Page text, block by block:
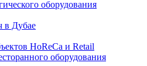
оборудования
в Дубае
HoReCa и Retail
оборудования